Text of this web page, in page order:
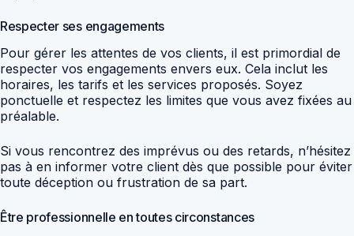
Respecter ses engagements
Pour gérer les attentes de vos clients, il est primordial de
respecter vos engagements envers eux. Cela inclut les
horaires, les tarifs et les services proposés. Soyez
ponctuelle et respectez les limites que vous avez fixées au
préalable.
Si vous rencontrez des imprévus ou des retards, n’hésitez
pas à en informer votre client dès que possible pour éviter
toute déception ou frustration de sa part.
Être professionnelle en toutes circonstances